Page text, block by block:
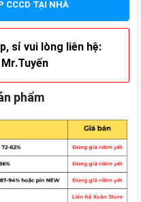
CCCD TẠI NHÀ
sỉ vui lòng liên hệ:
phẩm